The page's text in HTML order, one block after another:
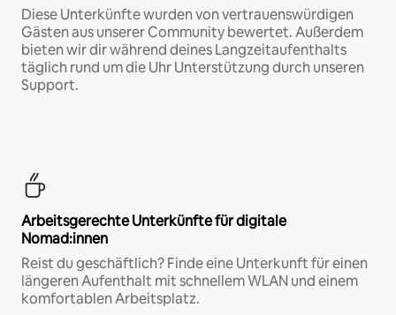
Diese Unterkünfte wurden von vertrauenswürdigen
Gästen aus unserer Community bewertet. Außerdem
bieten wir dir während deines Langzeitaufenthalts
täglich rund um die Uhr Unterstützung durch unseren
Support.
Arbeitsgerechte Unterkünfte für digitale
Nomad:innen
Reist du geschäftlich? Finde eine Unterkunft für einen
längeren Aufenthalt mit schnellem WLAN und einem
komfortablen Arbeitsplatz.